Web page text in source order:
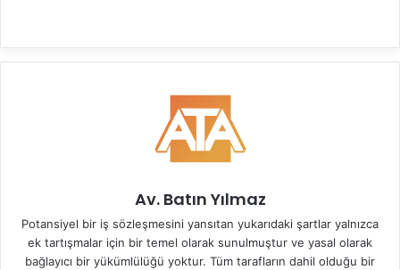
Av. Batın Yılmaz
Potansiyel bir iş sözleşmesini yansıtan yukarıdaki şartlar yalnızca
ek tartışmalar için bir temel olarak sunulmuştur ve yasal olarak
bağlayıcı bir yükümlülüğü yoktur. Tüm tarafların dahil olduğu bir